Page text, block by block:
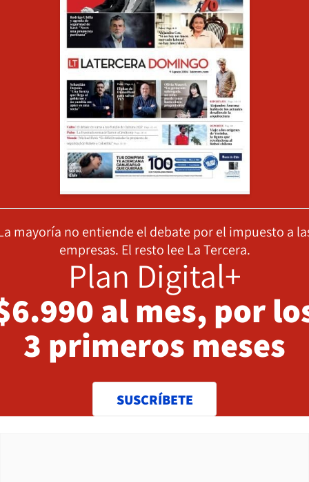
mayoría no entiende el debate por el impuesto a
empresas. El resto lee La Tercera.
Plan Digital+
al mes, por
3 primeros meses
SUSCRÍBETE